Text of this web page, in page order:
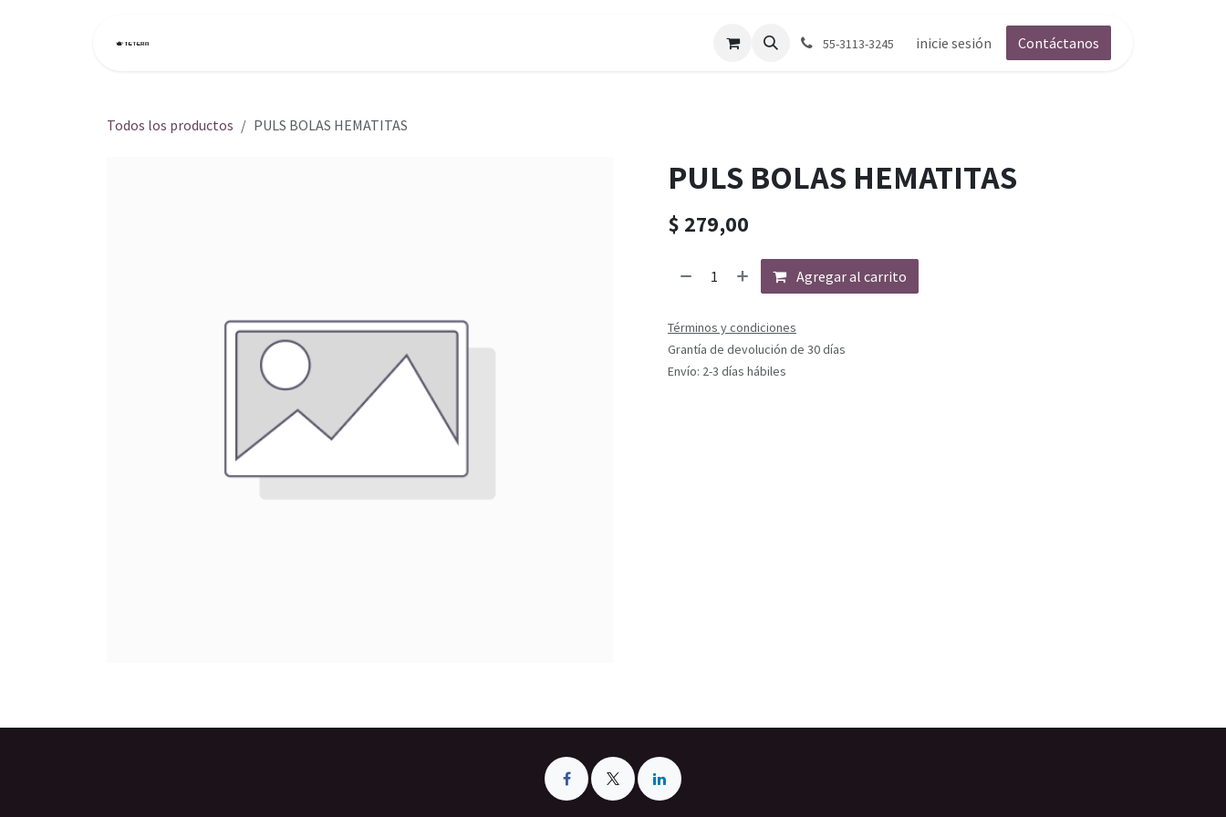
55-3113-3245 inicie sesión Contáctanos
Todos los productos PULS BOLAS HEMATITAS
PULS BOLAS HEMATITAS
$ 279,00
Agregar al carrito
Términos y condiciones
Grantía de devolución de 30 días
Envío: 2-3 días hábiles